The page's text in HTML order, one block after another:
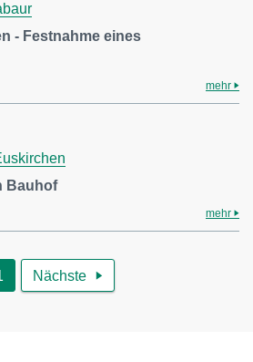
- Festnahme eines
mehr
Bauhof
mehr
Nächste 